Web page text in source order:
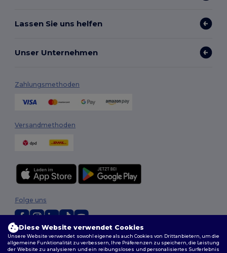
Lassen Sie uns helfen
Unser Unternehmen
Zahlungsmethoden
Versandmethoden
2026. Alle Rechte vorbehalten
Allgemeine Geschäftsbedingungen|Personalisierungsrichtlinien|
Folge uns
Diese Website verwendet Cookies
Unsere Website verwendet sowohl eigene als auch Cookies von Drittanbietern, um die
allgemeine Funktionalität zu verbessern, Ihre Präferenzen zu speichern, die Leistung
der Website zu analysieren und ein reibungsloses und personalisiertes Surferlebnis